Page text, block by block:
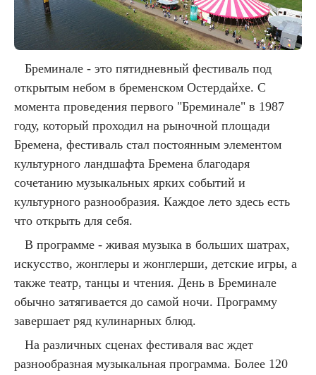
Бреминале - это пятидневный фестиваль под
открытым небом в бременском Остердайхе. С
момента проведения первого "Бреминале" в 1987
году, который проходил на рыночной площади
Бремена, фестиваль стал постоянным элементом
культурного ландшафта Бремена благодаря
сочетанию музыкальных ярких событий и
культурного разнообразия. Каждое лето здесь есть
что открыть для себя.
В программе - живая музыка в больших шатрах,
искусство, жонглеры и жонглерши, детские игры, а
также театр, танцы и чтения. День в Бреминале
обычно затягивается до самой ночи. Программу
завершает ряд кулинарных блюд.
На различных сценах фестиваля вас ждет
разнообразная музыкальная программа. Более 120